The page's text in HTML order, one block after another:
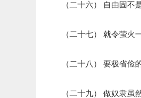
（二十六） 自由固不
（二十七） 就令萤火
（二十八） 要极省俭
（二十九） 做奴隶